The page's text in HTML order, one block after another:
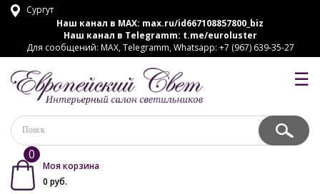
Сургут
Наш канал в MAX: max.ru/id667108857800_biz
Наш канал в Telegramm: t.me/euroluster
Для сообщений: MAX, Telegramm, Whatsapp: +7 (967) 639-35-27
☰
0
Моя корзина
0 руб.